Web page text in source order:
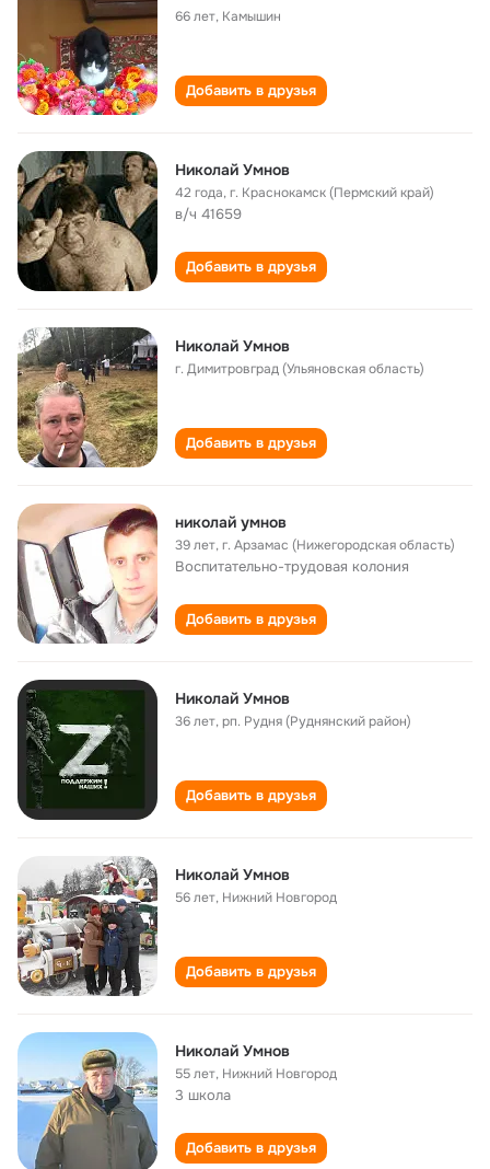
66 лет, Камышин
Добавить в друзья
Николай Умнов
42 года,г. Краснокамск (Пермский край)
в/ч 41659
Добавить в друзья
Николай Умнов
г. Димитровград (Ульяновская область)
Добавить в друзья
николай умнов
39 лет,г. Арзамас (Нижегородская область)
Воспитательно-трудовая колония
Добавить в друзья
Николай Умнов
36 лет,рп. Рудня (Руднянский район)
Добавить в друзья
Николай Умнов
56 лет, Нижний Новгород
Добавить в друзья
Николай Умнов
55 лет, Нижний Новгород
3 школа
Добавить в друзья